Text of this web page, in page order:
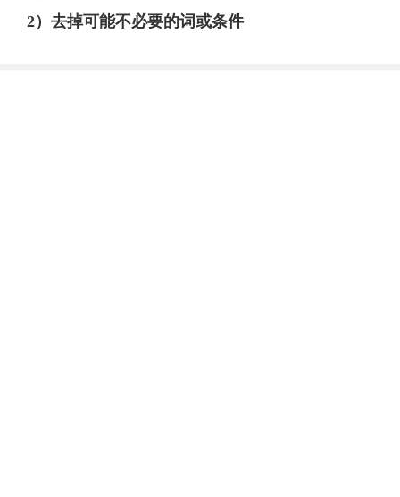
2）去掉可能不必要的词或条件